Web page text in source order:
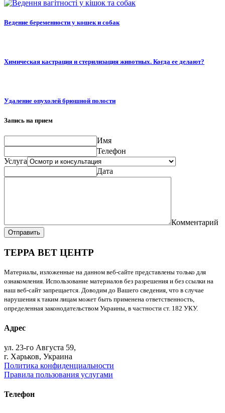
Ведение беременности у кошек и собак
Химическая кастрация и стерилизация животных. Когда ее делают?
Удаление опухолей брюшной полости
Запись на прием
Имя
Телефон
Услуга
Дата
Комментарий
Отправить
ТЕРРА ВЕТ ЦЕНТР
Материалы, изложенные на данном веб-сайте представлены только для
ознакомления. Использование материалов без разрешения и без ссылки на
наш веб-сайт запрещается. Доводим до Вашего сведения, что в случае
нарушения к таким лицам может быть применена ответственность,
определенная законодательством Украины, в частности ст. 182 УКУ.
Адрес
ул. 23-го Августа 59,
г. Харьков, Украина
Политика конфиденциальности
Правила пользования услугами
Телефон